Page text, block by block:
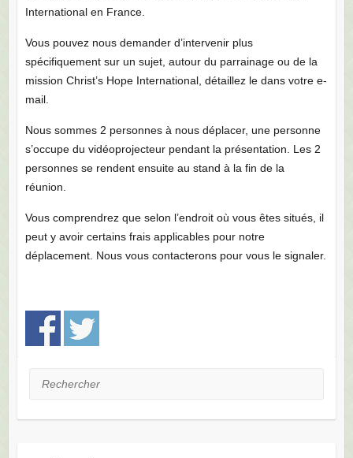
International en France.
Vous pouvez nous demander d’intervenir plus
spécifiquement sur un sujet, autour du parrainage ou de la
mission Christ’s Hope International, détaillez le dans votre e-
mail.
Nous sommes 2 personnes à nous déplacer, une personne
s’occupe du vidéoprojecteur pendant la présentation. Les 2
personnes se rendent ensuite au stand à la fin de la
réunion.
Vous comprendrez que selon l’endroit où vous êtes situés, il
peut y avoir certains frais applicables pour notre
déplacement. Nous vous contacterons pour vous le signaler.
Rechercher